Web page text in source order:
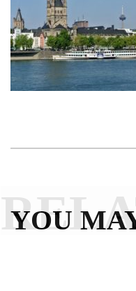
YOU